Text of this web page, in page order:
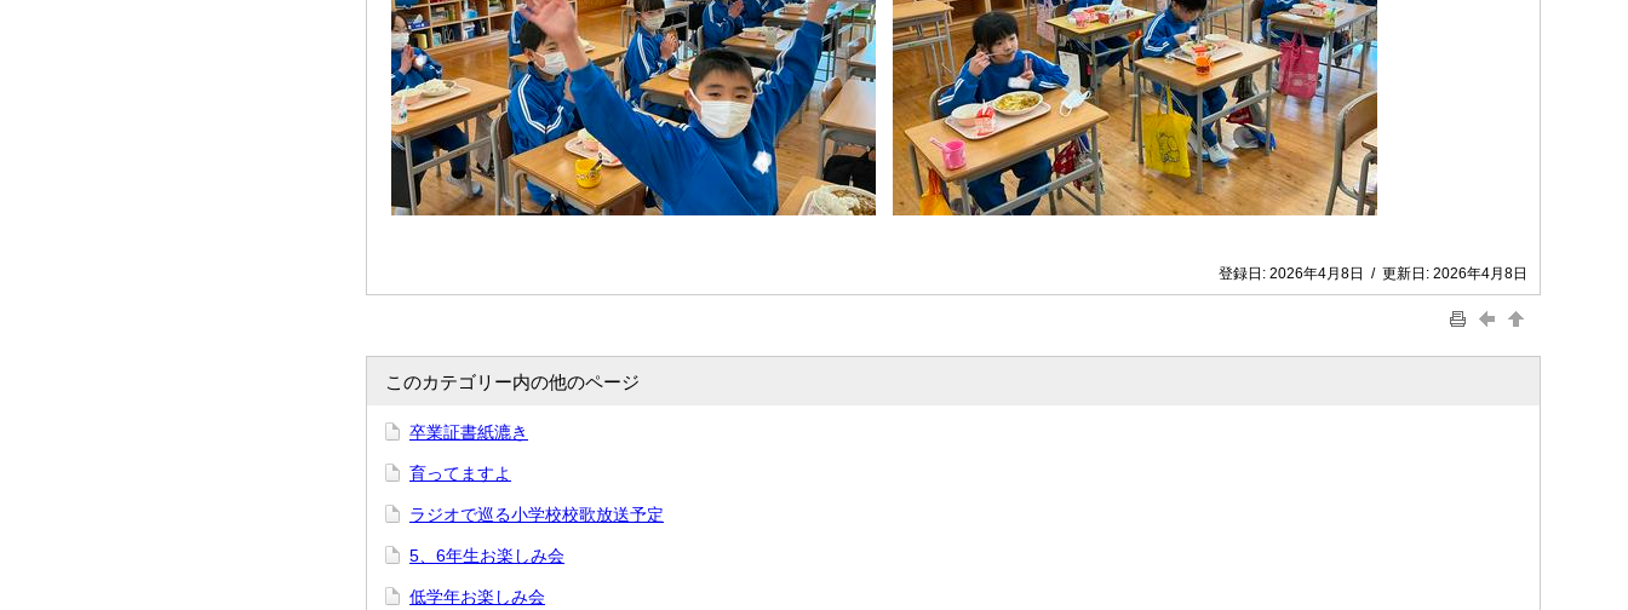
登録日: 2026年4月8日 / 更新日: 2026年4月8日
このカテゴリー内の他のページ
卒業証書紙漉き
育ってますよ
ラジオで巡る小学校校歌放送予定
5、6年生お楽しみ会
低学年お楽しみ会